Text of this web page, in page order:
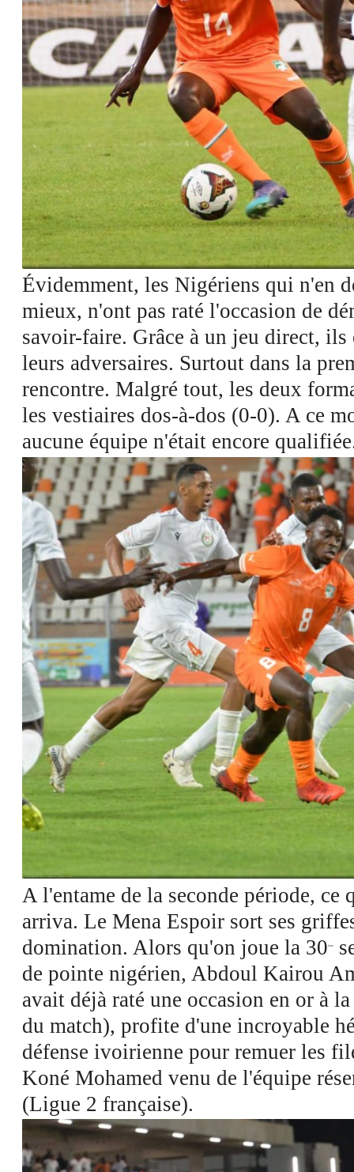
Évidemment, les Nigériens qui n'en
mieux, n'ont pas raté l'occasion de
savoir-faire. Grâce à un jeu direct,
leurs adversaires. Surtout dans la
rencontre. Malgré tout, les deux
les vestiaires dos-à-dos (0-0). A ce
aucune équipe n'était encore
Voir les images dans l'appli et economisez jusqu'à 80% de data
A l'entame de la seconde période, ce
arriva. Le Mena Espoir sort ses
domination. Alors qu'on joue la 30 ème
de pointe nigérien, Abdoul Kairou
avait déjà raté une occasion en or à
du match), profite d'une incroyable
défense ivoirienne pour remuer les
Koné Mohamed venu de l'équipe
(Ligue 2 française).